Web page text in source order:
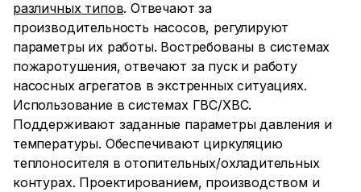
различных типов. Отвечают за
производительность насосов, регулируют
параметры их работы. Востребованы в системах
пожаротушения, отвечают за пуск и работу
насосных агрегатов в экстренных ситуациях.
Использование в системах ГВС/ХВС.
Поддерживают заданные параметры давления и
температуры. Обеспечивают циркуляцию
теплоносителя в отопительных/охладительных
контурах. Проектированием, производством и